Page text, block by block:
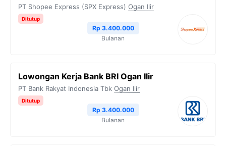
PT Shopee Express (SPX Express) Ogan Ilir
Ditutup
Rp 3.400.000
Bulanan
Lowongan Kerja Bank BRI Ogan Ilir
PT Bank Rakyat Indonesia Tbk Ogan Ilir
Ditutup
Rp 3.400.000
Bulanan